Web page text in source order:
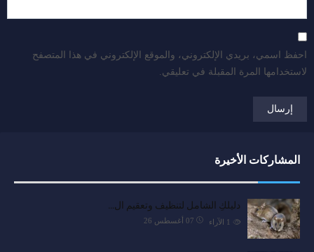
احفظ اسمي، بريدي الإلكتروني، والموقع الإلكتروني في هذا المتصفح
لاستخدامها المرة المقبلة في تعليقي.
المشاركات الأخيرة
دليلكِ الشامل لتنظيف وتعقيم ال…
07 أغسطس 26 الآراء